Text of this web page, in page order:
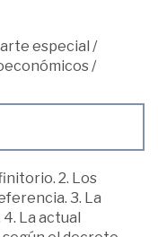
especial /
/
2. Los
3. La
La actual